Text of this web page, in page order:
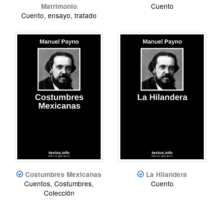
Matrimonio
Cuento, ensayo, tratado
Cuento
Costumbres Mexicanas
Cuentos, Costumbres,
Colección
La Hilandera
Cuento